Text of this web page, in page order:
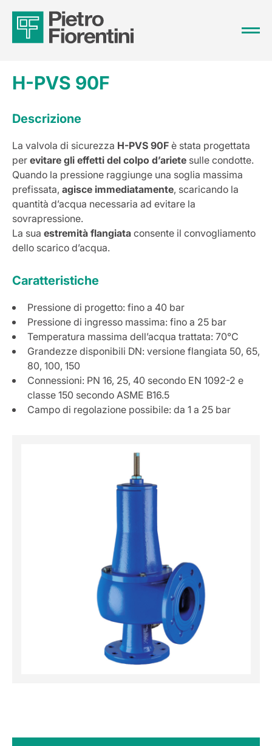
H-PVS 90F
Descrizione
La valvola di sicurezza H-PVS 90F è stata progettata
per evitare gli effetti del colpo d’ariete sulle condotte.
Quando la pressione raggiunge una soglia massima
prefissata, agisce immediatamente, scaricando la
quantità d’acqua necessaria ad evitare la
sovrapressione.
La sua estremità flangiata consente il convogliamento
dello scarico d’acqua.
Caratteristiche
Pressione di progetto: fino a 40 bar
Pressione di ingresso massima: fino a 25 bar
Temperatura massima dell’acqua trattata: 70°C
Grandezze disponibili DN: versione flangiata 50, 65,
80, 100, 150
Connessioni: PN 16, 25, 40 secondo EN 1092-2 e
classe 150 secondo ASME B16.5
Campo di regolazione possibile: da 1 a 25 bar